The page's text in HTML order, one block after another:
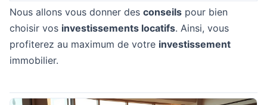
Nous allons vous donner des conseils pour bien
choisir vos investissements locatifs. Ainsi, vous
profiterez au maximum de votre investissement
immobilier.